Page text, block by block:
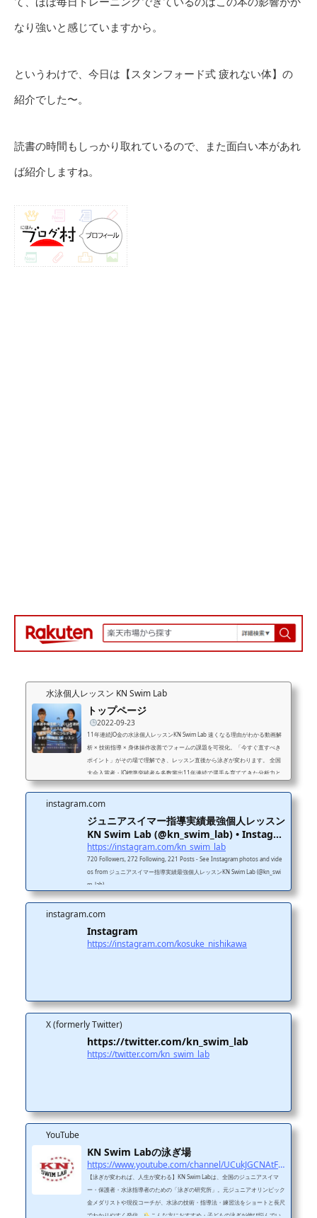
なり強いと感じていますから。
というわけで、今日は【スタンフォード式 疲れない体】の
紹介でした〜。
読書の時間もしっかり取れているので、また面白い本があれ
ば紹介しますね。
水泳個人レッスン KN Swim Lab
トップページ
2022-09-23
11年連続JO金の水泳個人レッスンKN Swim Lab 速くなる理由がわかる動画解
析 × 技術指導 × 身体操作改善でフォームの課題を可視化。「今すぐ直すべき
ポイント」がその場で理解でき、レッスン直後から泳ぎが変わります。 全国
大会入賞者・JO標準突破者を多数輩出11年連続で選手を育ててきた分析力と
再現性のある指導メソッドで、結果につながる成長を実現します。 成長を止
す。 11年連続J...
instagram.com
ジュニアスイマー指導実績最強個人レッスン
KN Swim Lab (@kn_swim_lab) • Instagr
a...
https://instagram.com/kn_swim_lab
720 Followers, 272 Following, 221 Posts - See Instagram photos and vide
os from ジュニアスイマー指導実績最強個人レッスンKN Swim Lab (@kn_swi
m_lab)
instagram.com
Instagram
https://instagram.com/kosuke_nishikawa
X (formerly Twitter)
https://twitter.com/kn_swim_lab
https://twitter.com/kn_swim_lab
YouTube
KN Swim Labの泳ぎ場
https://www.youtube.com/channel/UCukJGCNAtFFnQumyiMVDHwQ
【泳ぎが変われば、人生が変わる】KN Swim Labは、全国のジュニアスイマ
ー・保護者・水泳指導者のための「泳ぎの研究所」。元ジュニアオリンピック
金メダリストや現役コーチが、水泳の技術・指導法・練習法をショートと長尺
でわかりやすく発信。
こんな方におすすめ・子どもの泳ぎが伸び悩んでい